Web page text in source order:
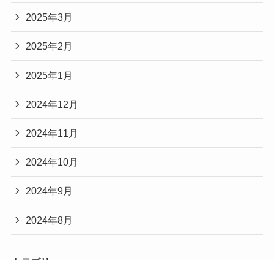
2025年3月
2025年2月
2025年1月
2024年12月
2024年11月
2024年10月
2024年9月
2024年8月